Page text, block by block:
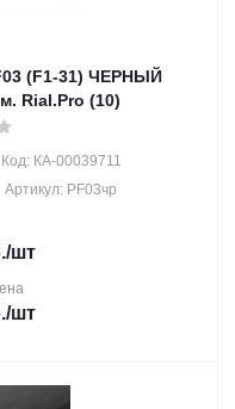
(F1-31) ЧЕРНЫЙ
Rial.Pro (10)
Код: КА-00039711
Артикул: PF03чр
/шт
/шт